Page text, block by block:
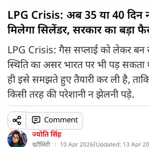
LPG Crisis: अब 35 या 40 दिन
मिलेगा सिलेंडर, सरकार का बड़ा
LPG Crisis: गैस सप्लाई को लेकर बन
स्थिति का असर भारत पर भी पड़
ही इसे समझते हुए तैयारी कर ली है,
किसी तरह की परेशानी न झेलनी पड़े.
ज्योति सिंह
यूटीलिटी 10 Apr 2026(Updated: 13 Apr
Comment